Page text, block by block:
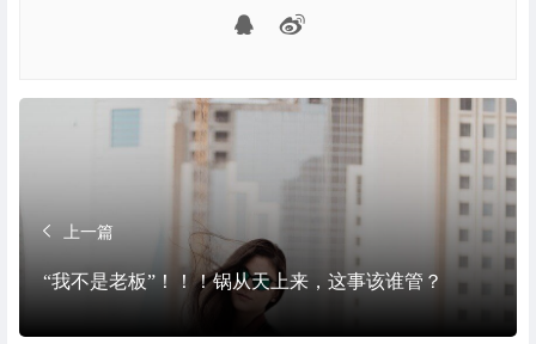
QQ 微博
上一篇
“我不是老板”！！！锅从天上来，这事该谁管？